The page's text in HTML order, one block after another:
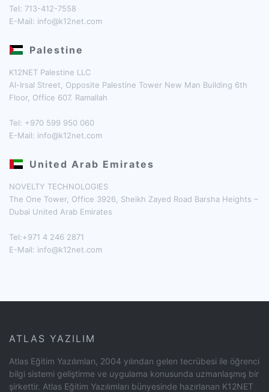
Tel: 713-412-7558
E-Mail: info@k12net.com
Palestine
K12NET Palestine LLC
Al-Irsal Street, Opposite Palestine Tower New Man Building 6th
Floor, Office 607. Ramallah
Tel: +970 599 950 060
E-Mail: info@k12net.com
United Arab Emirates
NOVELTY TECHNOLOGIES
The One Tower, Office 3926, Sheikh Zayed Road Barsha Heights –
Dubai United Arab Emirates
Tel:+971 4 246 2871
E-Mail: info@k12net.com
ATLAS YAZILIM
Atlas Eğitim Yazılımları, 2004 yılından gelen tecrübesi ile öğrenci
bilgi sistemi geliştirme ve uygulama konusunda uzmanlaşmış bir
şirkettir. Atlas Eğitim Yazılımları bünyesinde hazırlanan K12NET